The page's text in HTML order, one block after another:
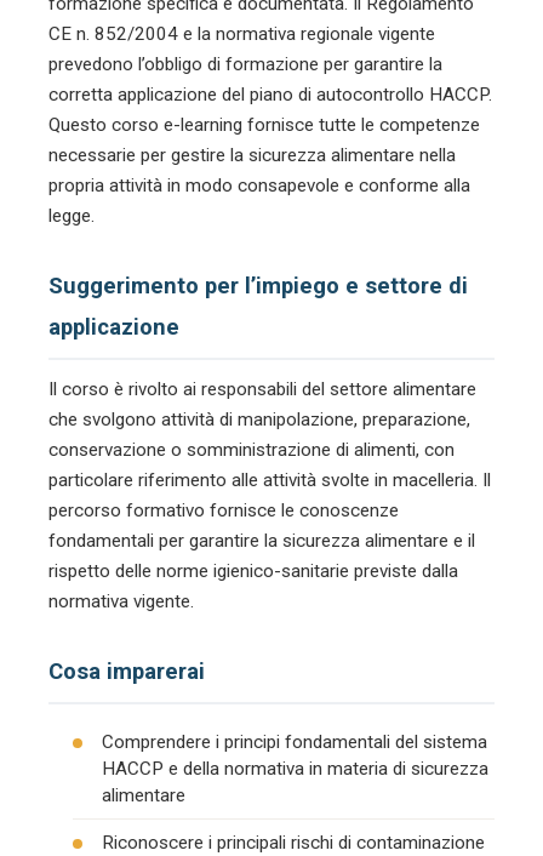
CE n. 852/2004 e la normativa regionale vigente
prevedono l’obbligo di formazione per garantire la
corretta applicazione del piano di autocontrollo HACCP.
Questo corso e-learning fornisce tutte le competenze
necessarie per gestire la sicurezza alimentare nella
propria attività in modo consapevole e conforme alla
legge.
Suggerimento per l’impiego e settore di
applicazione
Il corso è rivolto ai responsabili del settore alimentare
che svolgono attività di manipolazione, preparazione,
conservazione o somministrazione di alimenti, con
particolare riferimento alle attività svolte in macelleria. Il
percorso formativo fornisce le conoscenze
fondamentali per garantire la sicurezza alimentare e il
rispetto delle norme igienico-sanitarie previste dalla
normativa vigente.
Cosa imparerai
Comprendere i principi fondamentali del sistema
HACCP e della normativa in materia di sicurezza
alimentare
Riconoscere i principali rischi di contaminazione